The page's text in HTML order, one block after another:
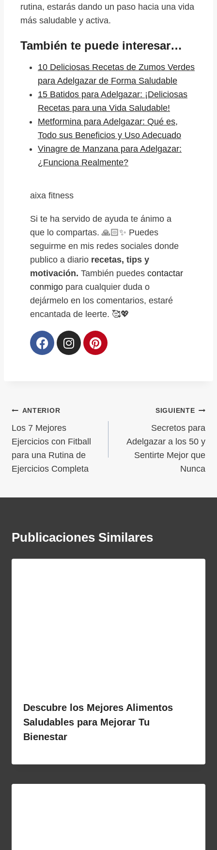
rutina, estarás dando un paso hacia una vida
más saludable y activa.
También te puede interesar…
10 Deliciosas Recetas de Zumos Verdes
para Adelgazar de Forma Saludable
15 Batidos para Adelgazar: ¡Deliciosas
Recetas para una Vida Saludable!
Metformina para Adelgazar: Qué es,
Todo sus Beneficios y Uso Adecuado
Vinagre de Manzana para Adelgazar:
¿Funciona Realmente?
aixa fitness
Si te ha servido de ayuda te ánimo a
que lo compartas. 🙏🏻✨ Puedes
seguirme en mis redes sociales donde
publico a diario recetas, tips y
motivación. También puedes contactar
conmigo para cualquier duda o
dejármelo en los comentarios, estaré
encantada de leerte. 🥰💖
ANTERIOR
Los 7 Mejores
Ejercicios con Fitball
para una Rutina de
Ejercicios Completa
SIGUIENTE
Secretos para
Adelgazar a los 50 y
Sentirte Mejor que
Nunca
Publicaciones Similares
Descubre los Mejores Alimentos
Saludables para Mejorar Tu
Bienestar